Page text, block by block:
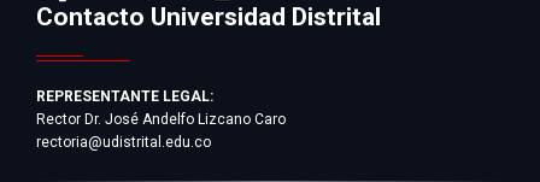
Contacto Universidad Distrital
REPRESENTANTE LEGAL:
Rector Dr. José Andelfo Lizcano Caro
rectoria@udistrital.edu.co